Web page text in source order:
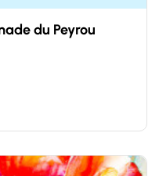
du Peyrou